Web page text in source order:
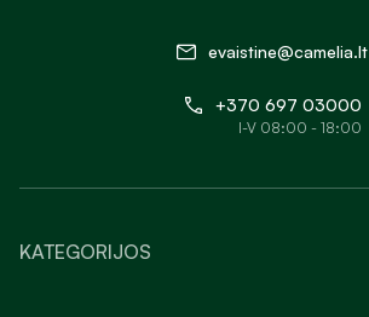
evaistine@camelia.lt
+370 697 03000
I-V 08:00 - 18:00
KATEGORIJOS